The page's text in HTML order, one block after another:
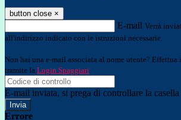
button close ×
E-mail Verrà
all'indirizzo indicato con le istruzioni necessarie.
Non hai una e-mail associata al nome utente? Effettua
tramite la Login Spaggiari
E-mail inviata, si prega di controllare la
Errore